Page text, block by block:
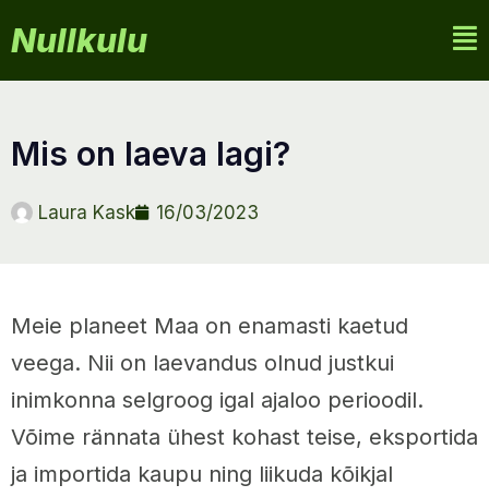
Nullkulu
mis on laeva lagi?
Laura Kask 16/03/2023
Meie planeet Maa on enamasti kaetud
veega. Nii on laevandus olnud justkui
inimkonna selgroog igal ajaloo perioodil.
Võime rännata ühest kohast teise, eksportida
ja importida kaupu ning liikuda kõikjal